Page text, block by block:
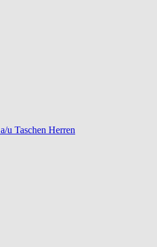
a/u Taschen Herren